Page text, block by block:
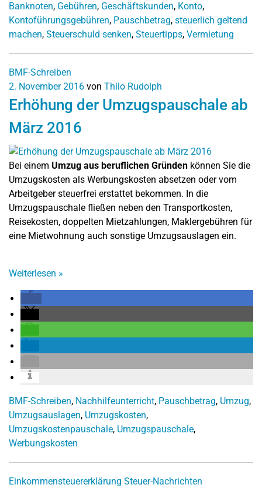
Banknoten, Gebühren, Geschäftskunden, Konto,
Kontoführungsgebühren, Pauschbetrag, steuerlich geltend
machen, Steuerschuld senken, Steuertipps, Vermietung
BMF-Schreiben
2. November 2016 von Thilo Rudolph
Erhöhung der Umzugspauschale ab
März 2016
Bei einem Umzug aus beruflichen Gründen können Sie die
Umzugskosten als Werbungskosten absetzen oder vom
Arbeitgeber steuerfrei erstattet bekommen. In die
Umzugspauschale fließen neben den Transportkosten,
Reisekosten, doppelten Mietzahlungen, Maklergebühren für
eine Mietwohnung auch sonstige Umzugsauslagen ein.
Weiterlesen »
BMF-Schreiben, Nachhilfeunterricht, Pauschbetrag, Umzug,
Umzugsauslagen, Umzugskosten,
Umzugskostenpauschale, Umzugspauschale,
Werbungskosten
Einkommensteuererklärung Steuer-Nachrichten